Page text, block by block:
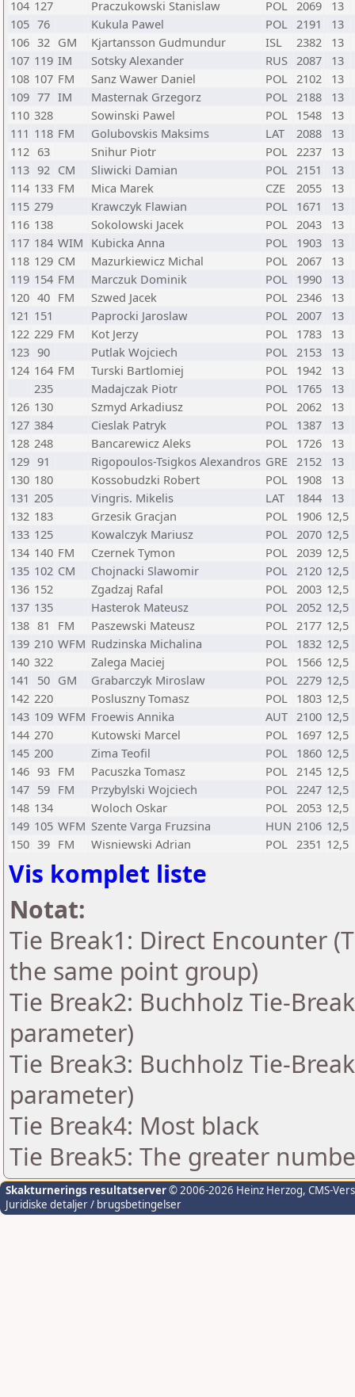
104 127 Praczukowski Stanislaw POL 2069
13
105 76 Kukula Pawel POL 2191
13
106 32 GM Kjartansson Gudmundur ISL 2382
13
107 119 IM Sotsky Alexander RUS 2087
13
108 107 FM Sanz Wawer Daniel POL 2102
13
109 77 IM Masternak Grzegorz POL 2188
13
110 328 Sowinski Pawel POL 1548
13
111 118 FM Golubovskis Maksims LAT 2088
13
112 63 Snihur Piotr POL 2237
13
113 92 CM Sliwicki Damian POL 2151
13
114 133 FM Mica Marek CZE 2055
13
115 279 Krawczyk Flawian POL 1671
13
116 138 Sokolowski Jacek POL 2043
13
117 184 WIM Kubicka Anna POL 1903
13
118 129 CM Mazurkiewicz Michal POL 2067
13
119 154 FM Marczuk Dominik POL 1990
13
120 40 FM Szwed Jacek POL 2346
13
121 151 Paprocki Jaroslaw POL 2007
13
122 229 FM Kot Jerzy POL 1783
13
123 90 Putlak Wojciech POL 2153
13
124 164 FM Turski Bartlomiej POL 1942
13
235
Madajczak Piotr POL 1765
13
126 130 Szmyd Arkadiusz POL 2062
13
127 384 Cieslak Patryk POL 1387
13
128 248 Bancarewicz Aleks POL 1726
13
129 91 Rigopoulos-Tsigkos Alexandros GRE 2152
13
130 180 Kossobudzki Robert POL 1908
13
131 205 Vingris. Mikelis LAT 1844
13
132 183 Grzesik Gracjan POL 1906 12,5
133 125 Kowalczyk Mariusz POL 2070 12,5
134 140 FM Czernek Tymon POL 2039 12,5
135 102 CM Chojnacki Slawomir POL 2120 12,5
136 152 Zgadzaj Rafal POL 2003 12,5
137 135 Hasterok Mateusz POL 2052 12,5
138 81 FM Paszewski Mateusz POL 2177 12,5
139 210 WFM Rudzinska Michalina POL 1832 12,5
140 322 Zalega Maciej POL 1566 12,5
141
50 GM Grabarczyk Miroslaw POL 2279 12,5
142 220 Posluszny Tomasz POL 1803 12,5
143 109 WFM Froewis Annika AUT 2100 12,5
144 270 Kutowski Marcel POL 1697 12,5
145 200 Zima Teofil POL 1860 12,5
146 93 FM Pacuszka Tomasz POL 2145 12,5
147 59 FM Przybylski Wojciech POL 2247 12,5
148 134 Woloch Oskar POL 2053 12,5
149 105 WFM Szente Varga Fruzsina HUN 2106 12,5
150 39 FM Wisniewski Adrian POL 2351 12,5
Vis komplet liste
Notat:
Tie Break1: Direct Encounter
the same point group)
Tie Break2: Buchholz Tie-
parameter)
Tie Break3: Buchholz Tie-
parameter)
Tie Break4: Most black
Tie Break5: The greater
Skakturnerings resultatserver© 2006-2026 Heinz Herzog, CMS-
Juridiske detaljer / brugsbetingelser